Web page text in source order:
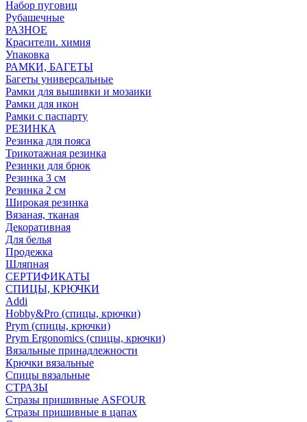
Набор пуговиц
Рубашечные
РАЗНОЕ
Красители. химия
Упаковка
РАМКИ, БАГЕТЫ
Багеты универсальные
Рамки для вышивки и мозаики
Рамки для икон
Рамки с паспарту
РЕЗИНКА
Резинка для пояса
Трикотажная резинка
Резинки для брюк
Резинка 3 см
Резинка 2 см
Широкая резинка
Вязаная, тканая
Декоративная
Для белья
Продежка
Шляпная
СЕРТИФИКАТЫ
СПИЦЫ, КРЮЧКИ
Addi
Hobby&Pro (спицы, крючки)
Prym (спицы, крючки)
Prym Ergonomics (спицы, крючки)
Вязальные принадлежности
Крючки вязальные
Спицы вязальные
СТРАЗЫ
Стразы пришивные ASFOUR
Стразы пришивные в цапах